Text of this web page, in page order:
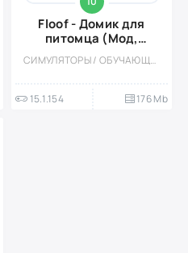
Floof - Домик для
питомца (Мод,
Бесплатные покупки)СИМУЛЯТОРЫ / ОБУЧАЮЩИЕ / УХОД / ПИТОМЦЫ / КАЗУАЛЬНЫЕ / ОДНОПОЛЬЗОВАТЕЛЬСКИЕ / СТИЛИЗАЦИЯ / ПО МУЛЬТФИЛЬМАМ / ОФЛАЙН / МОД
15.1.154 176 Mb